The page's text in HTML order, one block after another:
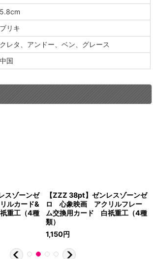
5.8cm
ブリキ
クレタ、アンドー、ベン、グレース
中国
スゾーンゼ
ルカード&
重工（4種
【ZZZ 38pt】ゼンレスゾーンゼ
ロ 心象映画 アクリルフレー
ム交換用カード 白祇重工（4種
類）
1,150円